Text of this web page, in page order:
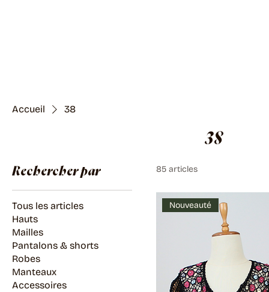
Accueil 38
38
Rechercher par
Tous les articles
Hauts
Mailles
Pantalons & shorts
Robes
Manteaux
Accessoires
85 articles
Nouveauté